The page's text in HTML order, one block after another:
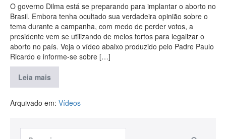
O governo Dilma está se preparando para implantar o aborto no
Brasil. Embora tenha ocultado sua verdadeira opinião sobre o
tema durante a campanha, com medo de perder votos, a
presidente vem se utilizando de meios tortos para legalizar o
aborto no país. Veja o vídeo abaixo produzido pelo Padre Paulo
Ricardo e informe-se sobre […]
Leia mais
Arquivado em: Vídeos